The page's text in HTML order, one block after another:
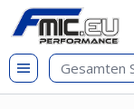
Zum Inhalt springen
git s